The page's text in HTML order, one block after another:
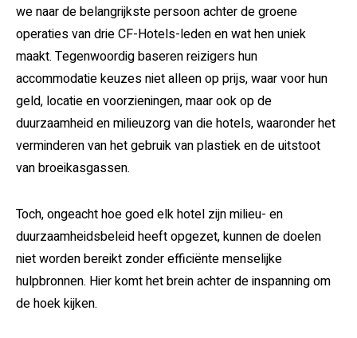
we naar de belangrijkste persoon achter de groene
operaties van drie CF-Hotels-leden en wat hen uniek
maakt. Tegenwoordig baseren reizigers hun
accommodatie keuzes niet alleen op prijs, waar voor hun
geld, locatie en voorzieningen, maar ook op de
duurzaamheid en milieuzorg van die hotels, waaronder het
verminderen van het gebruik van plastiek en de uitstoot
van broeikasgassen.
Toch, ongeacht hoe goed elk hotel zijn milieu- en
duurzaamheidsbeleid heeft opgezet, kunnen de doelen
niet worden bereikt zonder efficiënte menselijke
hulpbronnen. Hier komt het brein achter de inspanning om
de hoek kijken.